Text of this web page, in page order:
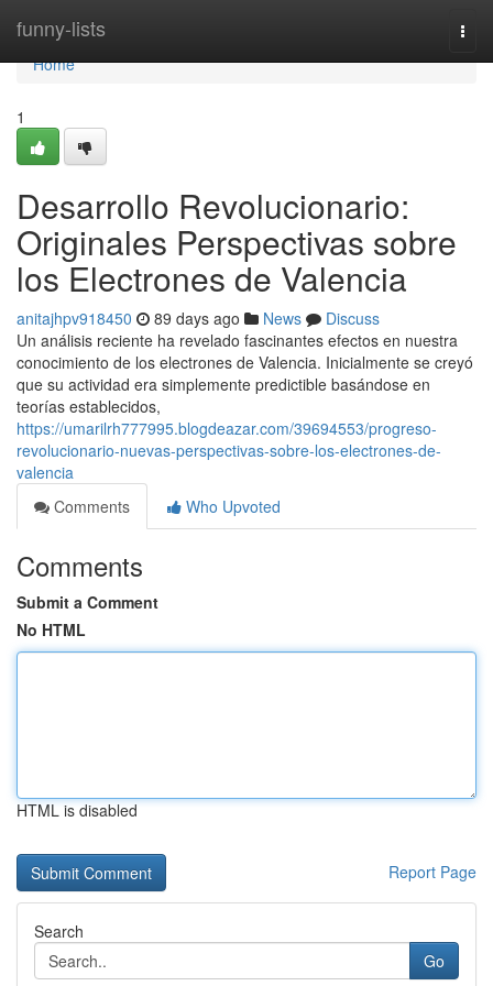
funny-lists
Home
Home
1
Desarrollo Revolucionario:
Originales Perspectivas sobre
los Electrones de Valencia
anitajhpv918450 89 days ago News
Discuss
Un análisis reciente ha revelado fascinantes efectos en nuestra
conocimiento de los electrones de Valencia. Inicialmente se creyó
que su actividad era simplemente predictible basándose en
teorías establecidos,
https://umarilrh777995.blogdeazar.com/39694553/progreso-
revolucionario-nuevas-perspectivas-sobre-los-electrones-de-
valencia
Comments
Who Upvoted
Comments
Submit a Comment
No HTML
HTML is disabled
Report Page
Search
Go